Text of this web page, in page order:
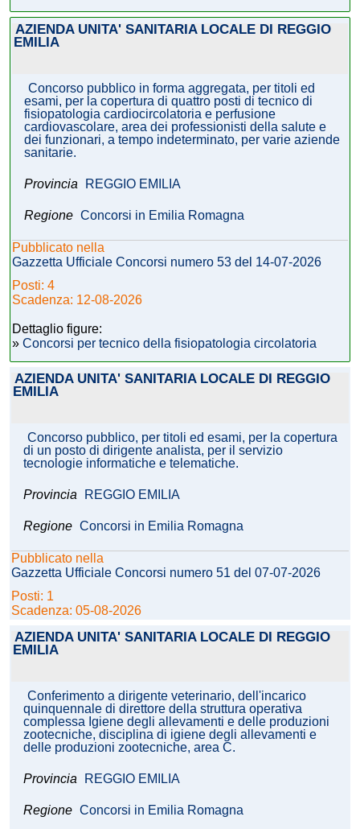
AZIENDA UNITA' SANITARIA LOCALE DI REGGIO
EMILIA
Concorso pubblico in forma aggregata, per titoli ed
esami, per la copertura di quattro posti di tecnico di
fisiopatologia cardiocircolatoria e perfusione
cardiovascolare, area dei professionisti della salute e
dei funzionari, a tempo indeterminato, per varie aziende
sanitarie.
Provincia REGGIO EMILIA
Regione Concorsi in Emilia Romagna
Pubblicato nella
Gazzetta Ufficiale Concorsi numero 53 del 14-07-2026
Posti: 4
Scadenza: 12-08-2026
Dettaglio figure:
» Concorsi per tecnico della fisiopatologia circolatoria
AZIENDA UNITA' SANITARIA LOCALE DI REGGIO
EMILIA
Concorso pubblico, per titoli ed esami, per la copertura
di un posto di dirigente analista, per il servizio
tecnologie informatiche e telematiche.
Provincia REGGIO EMILIA
Regione Concorsi in Emilia Romagna
Pubblicato nella
Gazzetta Ufficiale Concorsi numero 51 del 07-07-2026
Posti: 1
Scadenza: 05-08-2026
AZIENDA UNITA' SANITARIA LOCALE DI REGGIO
EMILIA
Conferimento a dirigente veterinario, dell'incarico
quinquennale di direttore della struttura operativa
complessa Igiene degli allevamenti e delle produzioni
zootecniche, disciplina di igiene degli allevamenti e
delle produzioni zootecniche, area C.
Provincia REGGIO EMILIA
Regione Concorsi in Emilia Romagna